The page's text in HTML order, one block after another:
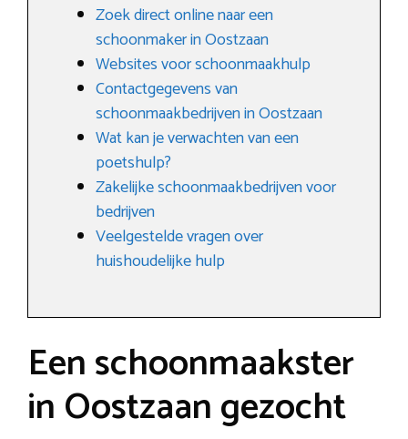
Zoek direct online naar een
schoonmaker in Oostzaan
Websites voor schoonmaakhulp
Contactgegevens van
schoonmaakbedrijven in Oostzaan
Wat kan je verwachten van een
poetshulp?
Zakelijke schoonmaakbedrijven voor
bedrijven
Veelgestelde vragen over
huishoudelijke hulp
Een schoonmaakster
in Oostzaan gezocht